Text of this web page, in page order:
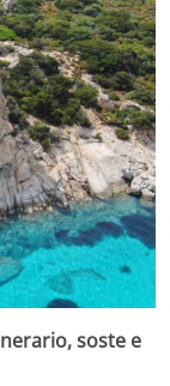
soste e